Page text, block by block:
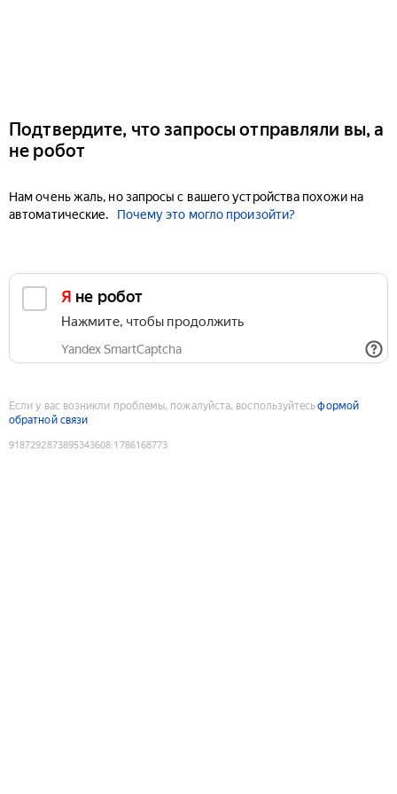
Подтвердите, что запросы отправляли вы, а
не робот
Нам очень жаль, но запросы с вашего устройства похожи на
автоматические.
Почему это могло произойти?
Я не робот
Нажмите, чтобы продолжить
Yandex SmartCaptcha
Если у вас возникли проблемы, пожалуйста, воспользуйтесьформой
обратной связи
9187292873895343608:1786168773